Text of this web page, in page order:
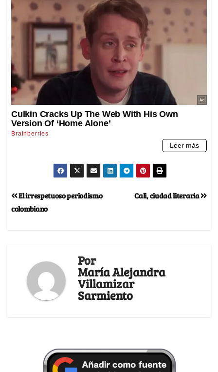
Cali, ciudad literaria
El irrespetuoso periodismo
colombiano
Por
María Alejandra
Villamizar
Sarmiento